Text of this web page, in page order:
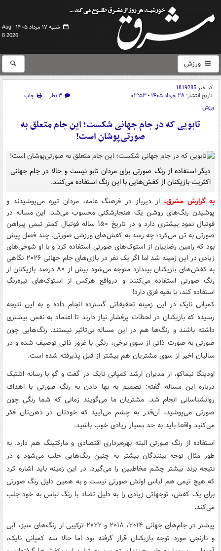
شنبه ۱۷ مرداد ۱۴۰۵ -
Aug
8 2026
ورزش
کد خبر1819285
تاریخ انتشار: ۲۸ خرداد ۱۴۰۵ - ۰۳:۵۳ ۳ نظر
چاپ
ورزش
تابویی که در جام جهانی شکست؛ این جام متعلق به
صورتی‌پوشان است!
دیگر استفاده از رنگ صورتی برای مردان تابو نیست و حالا در جام جهانی
اکثریت بازیکنان از کفش‌هایی با این رنگ استفاده می‌کنند.
به گزارش مشرق، از دیرباز در فرهنگ عامه، مردان تیره می‌پوشیدند و
پوشیدن رنگ‌های روشن یک هنجارشکنی محسوب می‌شد. این مساله در
فوتبال نمود بیشتری دارد و در تاریخ ۱۵۰ ساله فوتبال کمتر تیمی پیراهن
صورتی به تن می‌کرد؛ چه رسد به کفش‌های ورزشی صورتی. چند فصل پیش
بود که رامین رضاییان از استوک‌های صورتی استفاده کرد و با او شوخی‌های
زیادی در این زمینه شد اما اگر یک نفر در بازی‌های جام جهانی ۲۰۲۶ نگاهی
به کفش‌های بازیکنان بیندازد متوجه می‌شود بیش از ۸۰ درصد بازیکنان از
رنگ صورتی استفاده می‌کنند و درواقع هرکس از استوک‌های تیره‌رنگ
استفاده کند، با بقیه فرق دارد!
کمپانی نایک در این زمینه تحقیقاتی گسترده انجام داده و به این نتیجه
رسیده که بازیکنان در لحظات پرفشار نیاز دارند تا اعتماد به نفس بیشتری
داشته باشند و رنگ‌ها هم در این مساله بی‌تاثیر نیستند. رنگ‌هایی چون
صورتی به صورت ذاتی از سوی برخی، رنگی با غرور ذاتی توصیف شده و در
سالیان اخیر از سوی مشتریان هم بیشتر از قبل پذیرفته شده است.
اودینگا نیماکو، از مدیران ارشد کمپانی نایک در گفت و گو با رسانه اتلتیک
درباره این مساله گفته: تصمیم به بها دادن به رنگ صورتی با اهداف
روانشناسانی انجام شد. مشتریان ما می‌گویند زمانی که شما رنگی چون
صورتی می‌پوشید، آن‌قدر به چشم می‌آیید که خودتان در ذهن‌تان فکر
می‌کنید واقعا باید به حد بسیار زیادی خوب باشید.
استفاده از رنگ صورتی البته بهره‌برداری اقتصادی و مارکتینگ هم دارد. به
طور مثال توجه بینندگان بیشتر به چنین رنگ‌هایی جلب می‌شود و در
نتیجه برند بیشتر چشم مخاطبین را می‌گیرد. در این زمینه باید اشاره کرد
که هیچ تیمی هم لباس اولش صورتی نیست و به همین دلیل رنگ صورتی
برای یک کفش، توجهاتی زیادی را به دلیل تضاد با رنگ لباس به خود جلب
می‌کند.
پیشتر در جام‌های جهانی‌ ۲۰۱۴، ۲۰۱۸ و ۲۰۲۲ ترکیبی‌ از رنگ‌های سبز، آبی
و نارنجی مورد توجه بازیکنان قرار گرفته بود اما حالا سه کمپانی نایک،